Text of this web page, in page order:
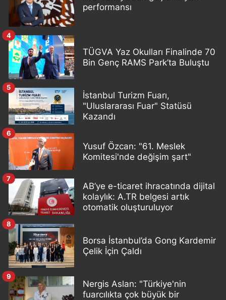
performansı
TÜGVA Yaz Okulları Finalinde 70
Bin Genç RAMS Park’ta Buluştu
4
İstanbul Turizm Fuarı,
"Uluslararası Fuar" Statüsü
Kazandı
5
Yusuf Özcan: "61. Meslek
Komitesi'nde değişim şart"
6
AB’ye e-ticaret ihracatında dijital
kolaylık: A.TR belgesi artık
otomatik oluşturuluyor
7
Borsa İstanbul’da Gong Kardemir
Çelik İçin Çaldı
8
Nergis Aslan: "Türkiye'nin
fuarcılıkta çok büyük bir
9